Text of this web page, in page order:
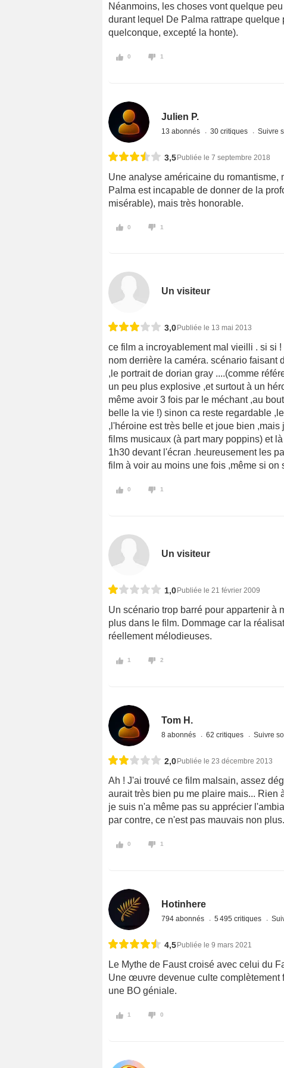
Néanmoins, les choses vont quelque
durant lequel De Palma rattrape
quelconque, excepté la honte).
0 1
Julien P.
13 abonnés 30 critiques Suivre
3,5Publiée le 7 septembre 2018
Une analyse américaine du
Palma est incapable de donner de la
misérable), mais très honorable.
0 1
Un visiteur
3,0 Publiée le 13 mai 2013
ce film a incroyablement mal vieilli . si si
nom derrière la caméra. scénario faisant
,le portrait de dorian gray ....(comme
un peu plus explosive ,et surtout à un
même avoir 3 fois par le méchant ,au
belle la vie !) sinon ca reste regardable
,l'héroine est très belle et joue bien
films musicaux (à part mary poppins) et
1h30 devant l'écran .heureusement les
film à voir au moins une fois ,même si on
0 1
Un visiteur
1,0 Publiée le 21 février 2009
Un scénario trop barré pour appartenir à
plus dans le film. Dommage car la
réellement mélodieuses.
1 2
Tom H.
8 abonnés 62 critiques Suivre
2,0 Publiée le 23 décembre 2013
Ah ! J'ai trouvé ce film malsain, assez
aurait très bien pu me plaire mais... Rien
je suis n'a même pas su apprécier
par contre, ce n'est pas mauvais non
0 1
Hotinhere
794 abonnés 5 495 critiques
4,5 Publiée le 9 mars 2021
Le Mythe de Faust croisé avec celui du
Une œuvre devenue culte
une BO géniale.
1 0